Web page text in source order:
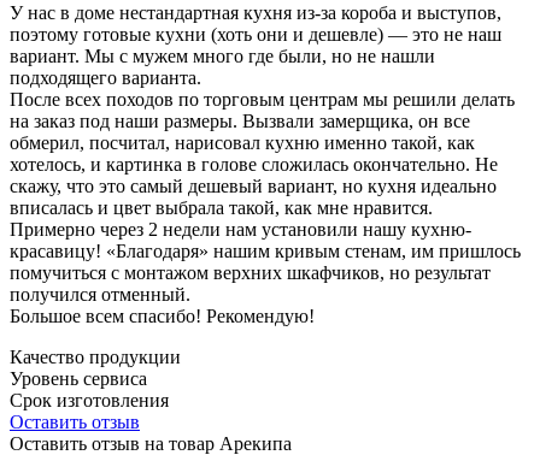
У нас в доме нестандартная кухня из-за короба и выступов,
поэтому готовые кухни (хоть они и дешевле) — это не наш
вариант. Мы с мужем много где были, но не нашли
подходящего варианта.
После всех походов по торговым центрам мы решили делать
на заказ под наши размеры. Вызвали замерщика, он все
обмерил, посчитал, нарисовал кухню именно такой, как
хотелось, и картинка в голове сложилась окончательно. Не
скажу, что это самый дешевый вариант, но кухня идеально
вписалась и цвет выбрала такой, как мне нравится.
Примерно через 2 недели нам установили нашу кухню-
красавицу! «Благодаря» нашим кривым стенам, им пришлось
помучиться с монтажом верхних шкафчиков, но результат
получился отменный.
Большое всем спасибо! Рекомендую!
Качество продукции
Уровень сервиса
Срок изготовления
Оставить отзыв
Оставить отзыв на товар Арекипа